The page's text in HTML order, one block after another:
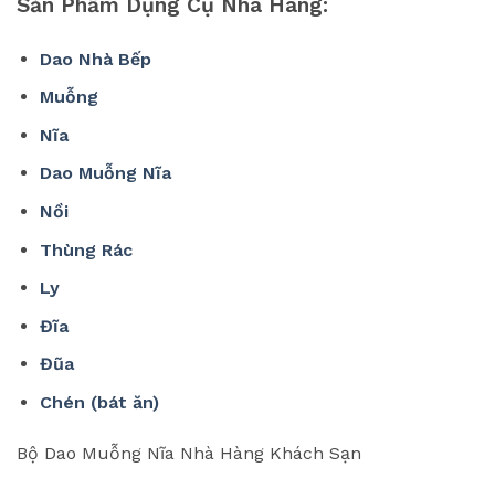
Dao Nhà Bếp
Muỗng
Nĩa
Dao Muỗng Nĩa
Nồi
Thùng Rác
Ly
Đĩa
Đũa
Chén (bát ăn)
Bộ Dao Muỗng Nĩa Nhà Hàng Khách Sạn